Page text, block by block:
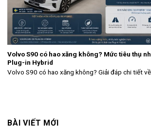
Volvo S90 có hao xăng không? Mức tiêu thụ
Plug-in Hybrid
Volvo S90 có hao xăng không? Giải đáp chi tiết
BÀI VIẾT MỚI